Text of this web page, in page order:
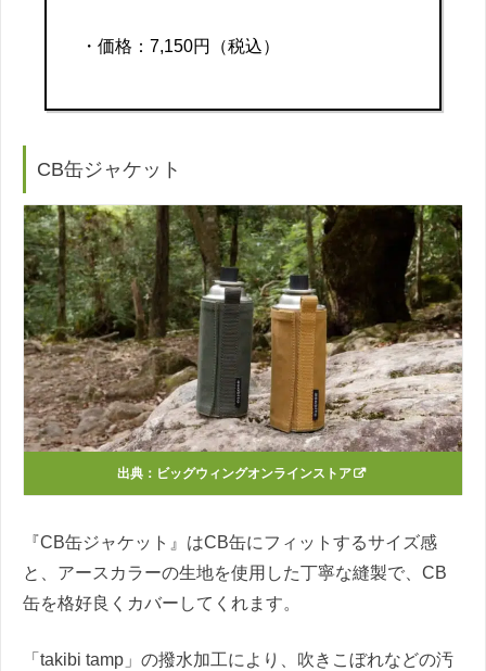
・価格：7,150円（税込）
CB缶ジャケット
出典： ビッグウィングオンラインストア
『CB缶ジャケット』はCB缶にフィットするサイズ感
と、アースカラーの生地を使用した丁寧な縫製で、CB
缶を格好良くカバーしてくれます。
「takibi tamp」の撥水加工により、吹きこぼれなどの汚